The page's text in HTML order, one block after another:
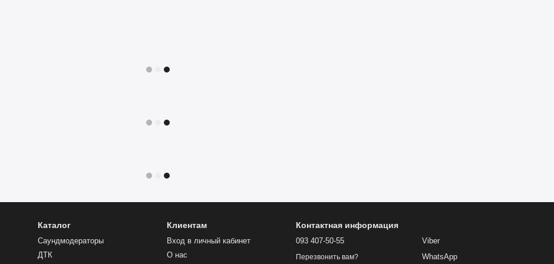
Каталог
Саундмодераторы
ДТК
Клиентам
Вход в личный кабинет
О нас
Контактная информация
093 407-50-55
Перезвонить вам?
Viber
WhatsApp